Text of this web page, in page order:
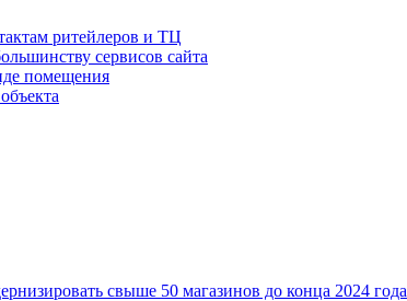
ритейлеров и ТЦ
сервисов сайта
помещения
свыше 50 магазинов до конца 2024 года